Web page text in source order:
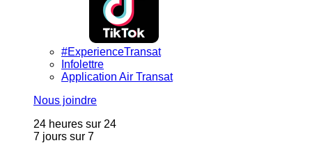
#ExperienceTransat
Infolettre
Application Air Transat
Nous joindre
24 heures sur 24
7 jours sur 7